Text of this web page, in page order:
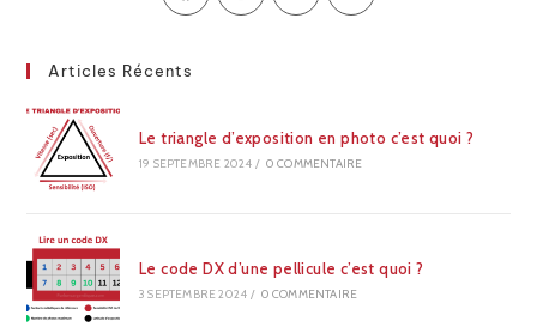
Articles Récents
Le triangle d’exposition en photo c’est quoi ?
19 SEPTEMBRE 2024 / 0 COMMENTAIRE
Le code DX d’une pellicule c’est quoi ?
3 SEPTEMBRE 2024 / 0 COMMENTAIRE